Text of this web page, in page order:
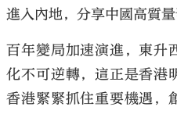
進入內地，分享中國高質量
百年變局加速演進，東升
化不可逆轉，這正是香港
香港緊緊抓住重要機遇，